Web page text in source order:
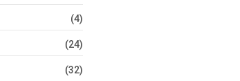
(4)
(24)
(32)